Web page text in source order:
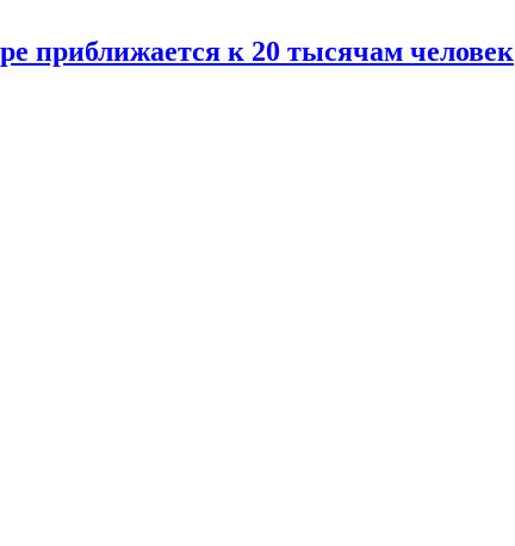
приближается к 20 тысячам человек